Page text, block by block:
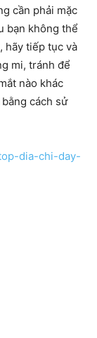
cần phải mặc
bạn không thể
hãy tiếp tục và
mi, tránh để
nào khác
cách sử
dia-chi-day-